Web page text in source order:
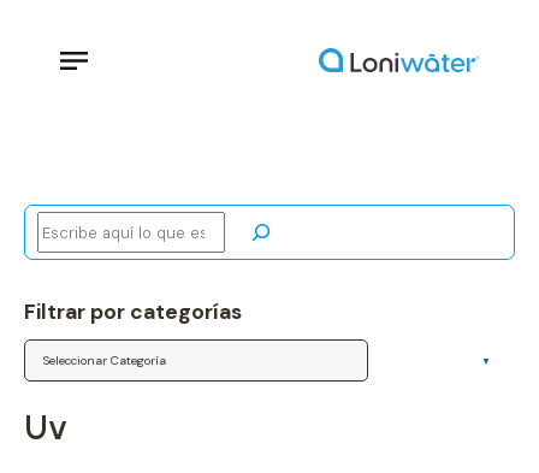
Buscar
Filtrar por categorías
Categorías
uv